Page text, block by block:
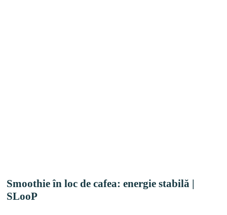
Smoothie în loc de cafea: energie stabilă |
SLooP